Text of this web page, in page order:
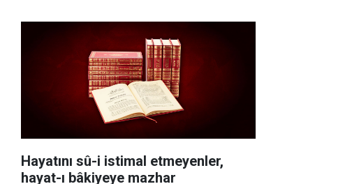
Hayatını sû-i istimal etmeyenler,
hayat-ı bâkiyeye mazhar